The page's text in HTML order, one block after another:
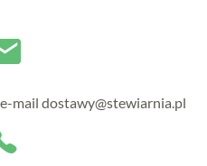
mail dostawy@stewiarnia.pl